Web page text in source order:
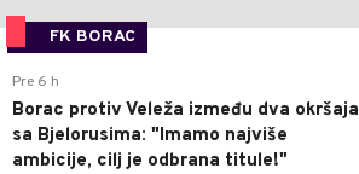
FK BORAC
Pre 6 h
Borac protiv Veleža između dva okršaja
sa Bjelorusima: "Imamo najviše
ambicije, cilj je odbrana titule!"